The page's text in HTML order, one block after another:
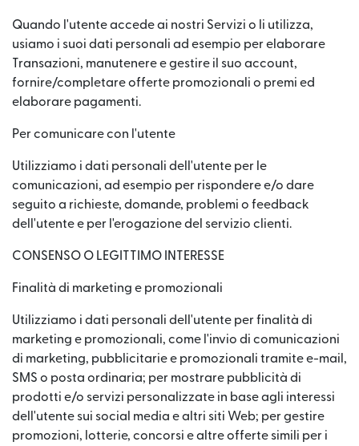
Quando l'utente accede ai nostri Servizi o li utilizza,
usiamo i suoi dati personali ad esempio per elaborare
Transazioni, manutenere e gestire il suo account,
fornire/completare offerte promozionali o premi ed
elaborare pagamenti.
Per comunicare con l'utente
Utilizziamo i dati personali dell'utente per le
comunicazioni, ad esempio per rispondere e/o dare
seguito a richieste, domande, problemi o feedback
dell'utente e per l'erogazione del servizio clienti.
CONSENSO O LEGITTIMO INTERESSE
Finalità di marketing e promozionali
Utilizziamo i dati personali dell'utente per finalità di
marketing e promozionali, come l'invio di comunicazioni
di marketing, pubblicitarie e promozionali tramite e-mail,
SMS o posta ordinaria; per mostrare pubblicità di
prodotti e/o servizi personalizzate in base agli interessi
dell'utente sui social media e altri siti Web; per gestire
promozioni, lotterie, concorsi e altre offerte simili per i